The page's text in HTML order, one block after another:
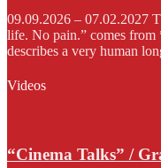
09.09.2026 – 07.02.2027
life. No pain.” comes
describes a very human
Videos
“Cinema Talks” /